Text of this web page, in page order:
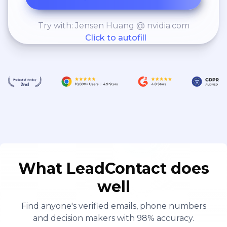
Try with: Jensen Huang @ nvidia.com
Click to autofill
What LeadContact does
well
Find anyone's verified emails, phone numbers
and decision makers with 98% accuracy.